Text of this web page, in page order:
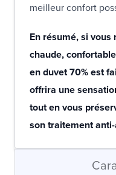
meilleur confort
En résumé, si
chaude,
en duvet 70% est
offrira une
tout en vous
son traitement